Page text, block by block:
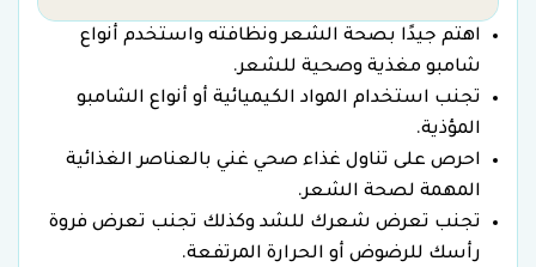
اهتم جيدًا بصحة الشعر ونظافته واستخدم أنواع
شامبو مغذية وصحية للشعر.
تجنب استخدام المواد الكيميائية أو أنواع الشامبو
المؤذية.
احرص على تناول غذاء صحي غني بالعناصر الغذائية
المهمة لصحة الشعر.
تجنب تعرض شعرك للشد وكذلك تجنب تعرض فروة
رأسك للرضوض أو الحرارة المرتفعة.